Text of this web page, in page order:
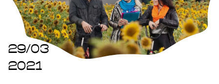
29/03
2021